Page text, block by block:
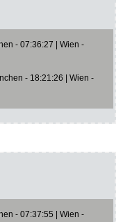
- 07:36:27 | Wien -
- 18:21:26 | Wien -
- 07:37:55 | Wien -